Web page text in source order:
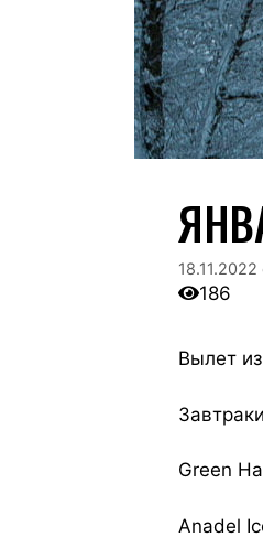
18.11.2022
186
Вылет
Green
Anadel